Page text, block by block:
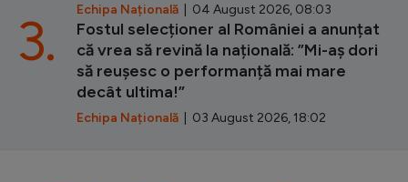
Echipa Națională | 04 August 2026, 08:03
Fostul selecționer al României a anunțat
că vrea să revină la națională: ”Mi-aș dori
să reușesc o performanță mai mare
decât ultima!”
Echipa Națională | 03 August 2026, 18:02
3.